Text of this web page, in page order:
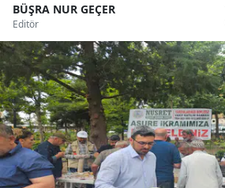
BÜŞRA NUR GEÇER
Editör